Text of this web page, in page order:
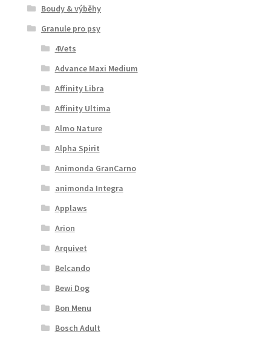
Boudy & výběhy
Granule pro psy
4Vets
Advance Maxi Medium
Affinity Libra
Affinity Ultima
Almo Nature
Alpha Spirit
Animonda GranCarno
animonda Integra
Applaws
Arion
Arquivet
Belcando
Bewi Dog
Bon Menu
Bosch Adult